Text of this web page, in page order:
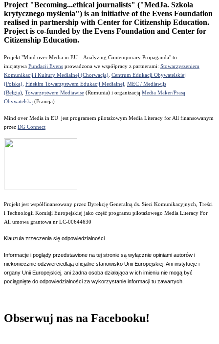
Project "Becoming...ethical journalists" ("MedJa. Szkoła
krytycznego myślenia") is an initiative of the Evens Foundation
realised in partnership with Center for Citizenship Education.
Project is co-funded by the Evens Foundation and Center for
Citizenship Education.
Projekt "Mind over Media in EU – Analyzing Contemporary Propaganda" to
inicjatywa Fundacji Evens prowadzona we współpracy z partnerami: Stowarzyszeniem
Komunikacji i Kultury Medialnej (Chorwacja) Centrum Edukacji Obywatelskiej
(Polska), Fińskim Towarzystwem Edukacji Medialnej MEC / Mediawijs
(Belgia) Towarzystwem Mediawise (Rumunia) i organizacją Media Maker/Prasą
Obywatelską (Francja).
Mind over Media in EU jest programem pilotażowym Media Literacy for All finansowanym
przez DG Connect
Projekt jest współfinansowany przez Dyrekcję Generalną ds. Sieci Komunikacyjnych, Treści
i Technologii Komisji Europejskiej jako część programu pilotażowego Media Literacy For
All umowa grantowa nr LC-00644630
Klauzula zrzeczenia się odpowiedzialności
Informacje i poglądy przedstawione na tej stronie są wyłącznie opiniami autorów i
niekoniecznie odzwierciedlają oficjalne stanowisko Unii Europejskiej. Ani instytucje i
organy Unii Europejskiej, ani żadna osoba działająca w ich imieniu nie mogą być
pociągnięte do odpowiedzialności za wykorzystanie informacji tu zawartych.
Obserwuj nas na Facebooku!